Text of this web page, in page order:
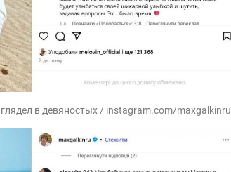
в девяностых / instagram.com/maxgalkinru